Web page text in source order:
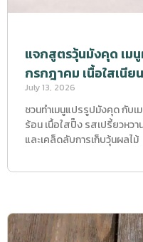
แจกสูตรวุ้นมังคุด เม
กรกฎาคม เนื้อใสเนีย
July 13, 2026
ชวนทำเมนูแปรรูปมังคุด กับ
ร้อน เนื้อใสปิ๊ง รสเปรี้ยวหว
และเคล็ดลับการเก็บวุ้นผลไม้